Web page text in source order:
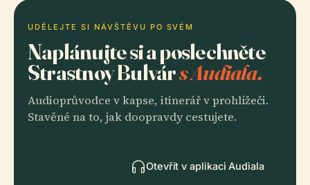
UDĚLEJTE SI NÁVŠTĚVU PO SVÉM
Naplánujte si a poslechněte
Strastnoy Bulvárs Audiala.
Audioprůvodce v kapse, itinerář v prohlížeči.
Stavěné na to, jak doopravdy cestujete.
Otevřít v aplikaci Audiala